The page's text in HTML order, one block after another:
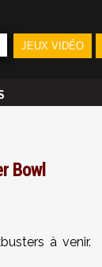
JEUX VIDÉO
Bowl
à venir.